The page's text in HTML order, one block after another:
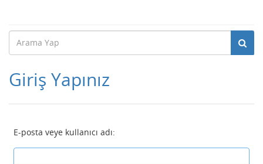
Giriş Yapınız
E-posta veye kullanıcı adı: